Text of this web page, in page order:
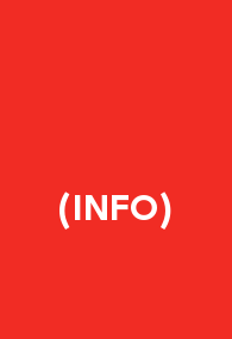
(INFO)